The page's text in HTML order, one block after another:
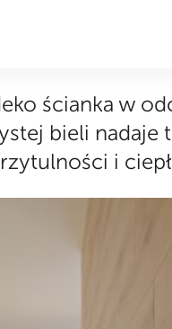
ścianka w
bieli nadaje
i